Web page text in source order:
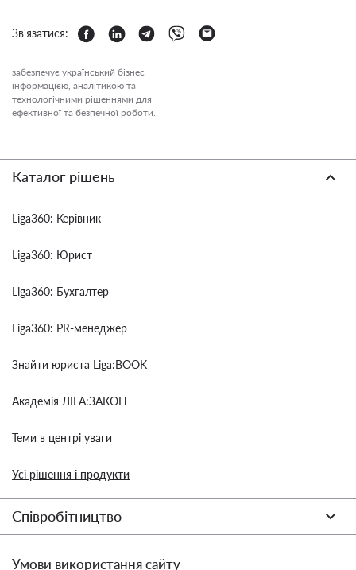
Зв'язатися:
забезпечує український бізнес
інформацією, аналітикою та
технологічними рішеннями для
ефективної та безпечної роботи.
Каталог рішень
Liga360: Керівник
Liga360: Юрист
Liga360: Бухгалтер
Liga360: PR-менеджер
Знайти юриста Liga:BOOK
Академія ЛІГА:ЗАКОН
Теми в центрі уваги
Усі рішення і продукти
Співробітництво
Умови використання сайту